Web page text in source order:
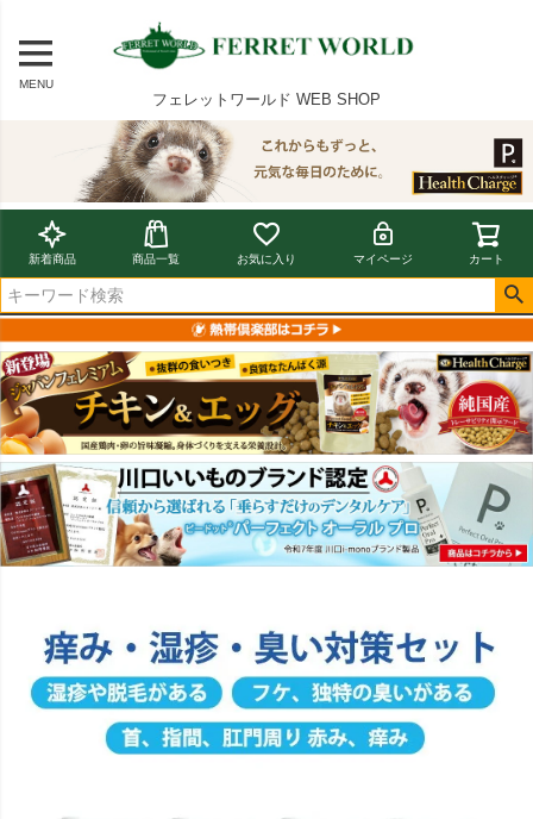
MENU
フェレットワールド WEB SHOP
新着商品 商品一覧 お気に入り マイページ カート